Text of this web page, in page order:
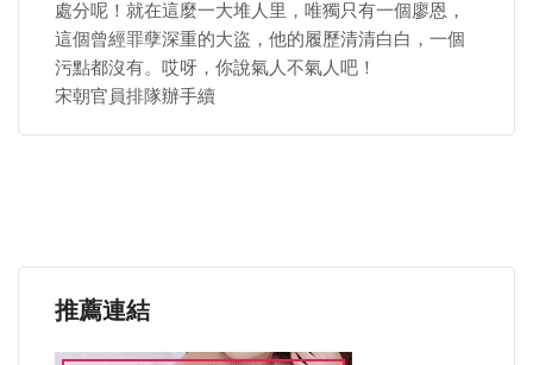
處分呢！就在這麼一大堆人里，唯獨只有一個廖恩，
這個曾經罪孽深重的大盜，他的履歷清清白白，一個
污點都沒有。哎呀，你說氣人不氣人吧！
宋朝官員排隊辦手續
推薦連結